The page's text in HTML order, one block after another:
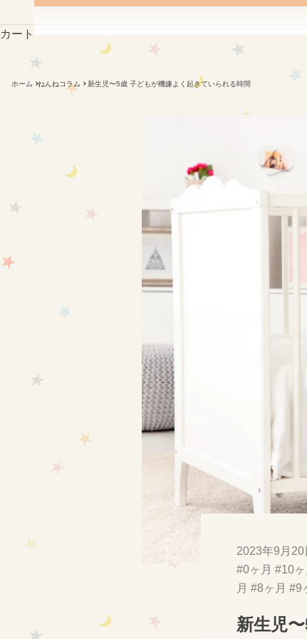
カート
ホーム ねんねコラム 新生児〜5歳 子どもが機嫌よく起きていられる時間
2023年9月20
#0ヶ月 #10ヶ
月 #8ヶ月 #9
新生児